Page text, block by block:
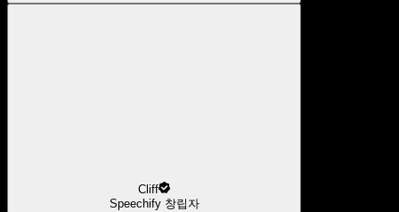
Cliff
Speechify 창립자